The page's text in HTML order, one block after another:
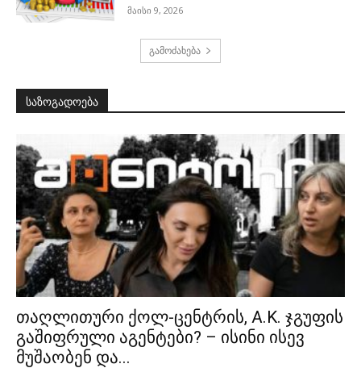
მაისი 9, 2026
გამოძახება
საზოგადოება
თაღლითური ქოლ-ცენტრის, A.K. ჯგუფის
გაშიფრული აგენტები? – ისინი ისევ
მუშაობენ და...